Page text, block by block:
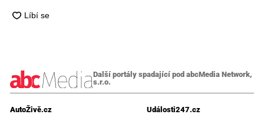
Další portály spadající pod abcMedia Network,
s.r.o.
AutoŽivě.cz
Události247.cz